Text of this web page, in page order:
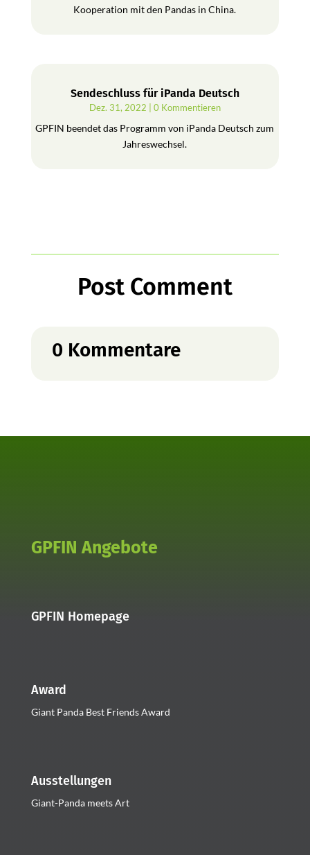
Kooperation mit den Pandas in China.
Sendeschluss für iPanda Deutsch
Dez. 31, 2022 | 0 Kommentieren
GPFIN beendet das Programm von iPanda Deutsch zum
Jahreswechsel.
Post Comment
0 Kommentare
GPFIN Angebote
GPFIN Homepage
Award
Giant Panda Best Friends Award
Ausstellungen
Giant-Panda meets Art